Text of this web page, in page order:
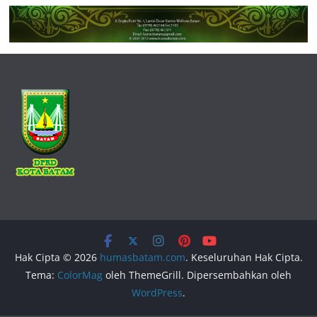
Hak Cipta © 2026 humasbatam.com. Keseluruhan Hak Cipta.
Tema: ColorMag oleh ThemeGrill. Dipersembahkan oleh
WordPress.